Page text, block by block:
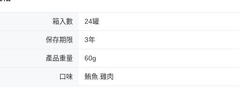
箱入數 24罐
保存期限 3年
產品重量 60g
口味 鮪魚.雞肉